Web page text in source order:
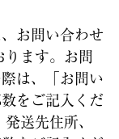
お問い合わせ
ります。お問
は、「お問い
をご記入くだ
送先住所、